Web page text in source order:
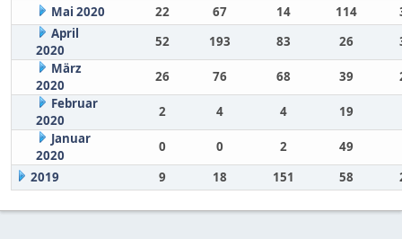
Mai 2020
22 67 14 114
April
2020
52 193 83 26
März
2020
26 76 68 39
Februar
2020
2 4 4
19
Januar
2020
0 0 2
49
2019
9 18 151 58